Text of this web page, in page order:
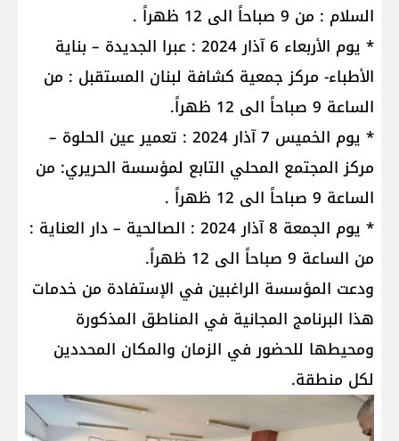
السلام : من 9 صباحاً الى 12 ظهراً .
* يوم الأربعاء 6 آذار 2024 : عبرا الجديدة – بناية
الأطباء- مركز جمعية كشافة لبنان المستقبل : من
الساعة 9 صباحاً الى 12 ظهراً.
* يوم الخميس 7 آذار 2024 : تعمير عين الحلوة –
مركز المجتمع المحلي التابع لمؤسسة الحريري: من
الساعة 9 صباحاً الى 12 ظهراً .
* يوم الجمعة 8 آذار 2024 : الصالحية – دار العناية :
من الساعة 9 صباحاً الى 12 ظهراً.
ودعت المؤسسة الراغبين في الإستفادة من خدمات
هذا البرنامج المجانية في المناطق المذكورة
ومحيطها للحضور في الزمان والمكان المحددين
لكل منطقة.